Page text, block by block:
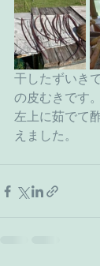
干したずいき
の皮むきです
左上に茹でて
えました。